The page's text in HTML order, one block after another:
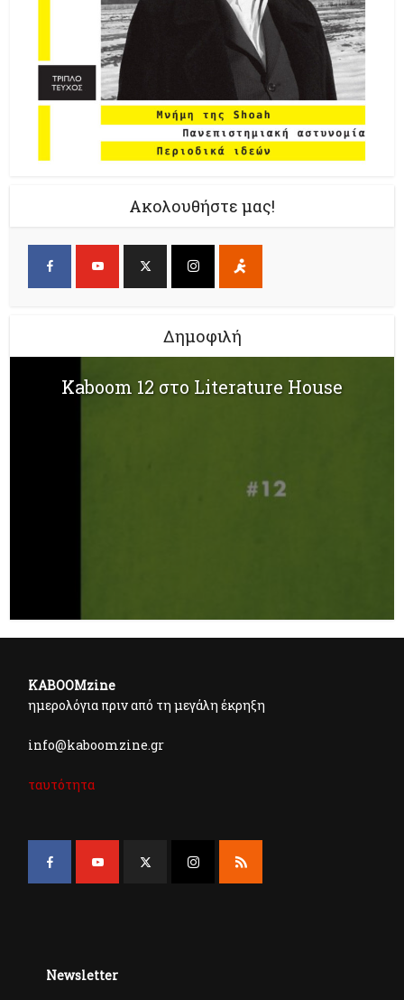
Ακολουθήστε μας!
Δημοφιλή
Kaboom 12 στο Literature House
KABOOMzine
ημερολόγια πριν από τη μεγάλη έκρηξη
info@kaboomzine.gr
ταυτότητα
Newsletter